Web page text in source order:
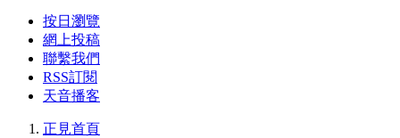
按日瀏覽
網上投稿
聯繫我們
RSS訂閱
天音播客
正見首頁